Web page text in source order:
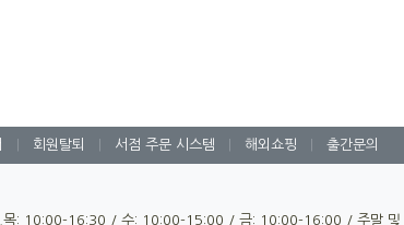
회원탈퇴 서점 주문 시스템 해외쇼핑 출간문의
,목: 10:00-16:30 / 수: 10:00-15:00 / 금: 10:00-16:00 / 주말 및